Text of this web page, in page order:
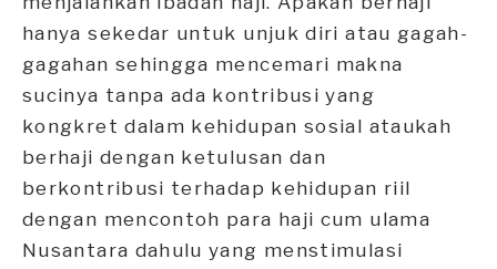
hanya sekedar untuk unjuk diri atau gagah-
gagahan sehingga mencemari makna
sucinya tanpa ada kontribusi yang
kongkret dalam kehidupan sosial ataukah
berhaji dengan ketulusan dan
berkontribusi terhadap kehidupan riil
dengan mencontoh para haji cum ulama
Nusantara dahulu yang menstimulasi